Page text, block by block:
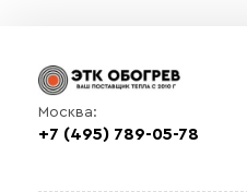
Москва:
+7 (495) 789-05-78